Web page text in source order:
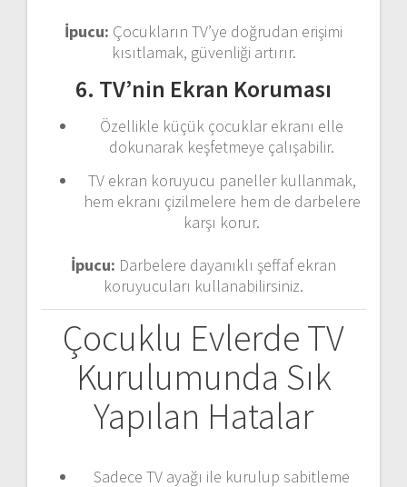
İpucu: Çocukların TV’ye doğrudan erişimi
kısıtlamak, güvenliği artırır.
6. TV’nin Ekran Koruması
Özellikle küçük çocuklar ekranı elle
dokunarak keşfetmeye çalışabilir.
TV ekran koruyucu paneller kullanmak,
hem ekranı çizilmelere hem de darbelere
karşı korur.
İpucu: Darbelere dayanıklı şeffaf ekran
koruyucuları kullanabilirsiniz.
Çocuklu Evlerde TV
Kurulumunda Sık
Yapılan Hatalar
Sadece TV ayağı ile kurulup sabitleme